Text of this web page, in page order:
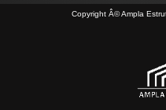
Copyright Â© Ampla